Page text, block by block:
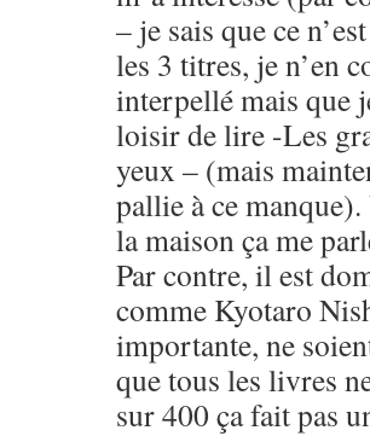
– je sais que ce
les 3 titres, je n’en
interpellé mais que
loisir de lire -Les
yeux – (mais
pallie à ce
la maison ça me
Par contre, il est
comme Kyotaro
importante, ne
que tous les livres
sur 400 ça fait pas